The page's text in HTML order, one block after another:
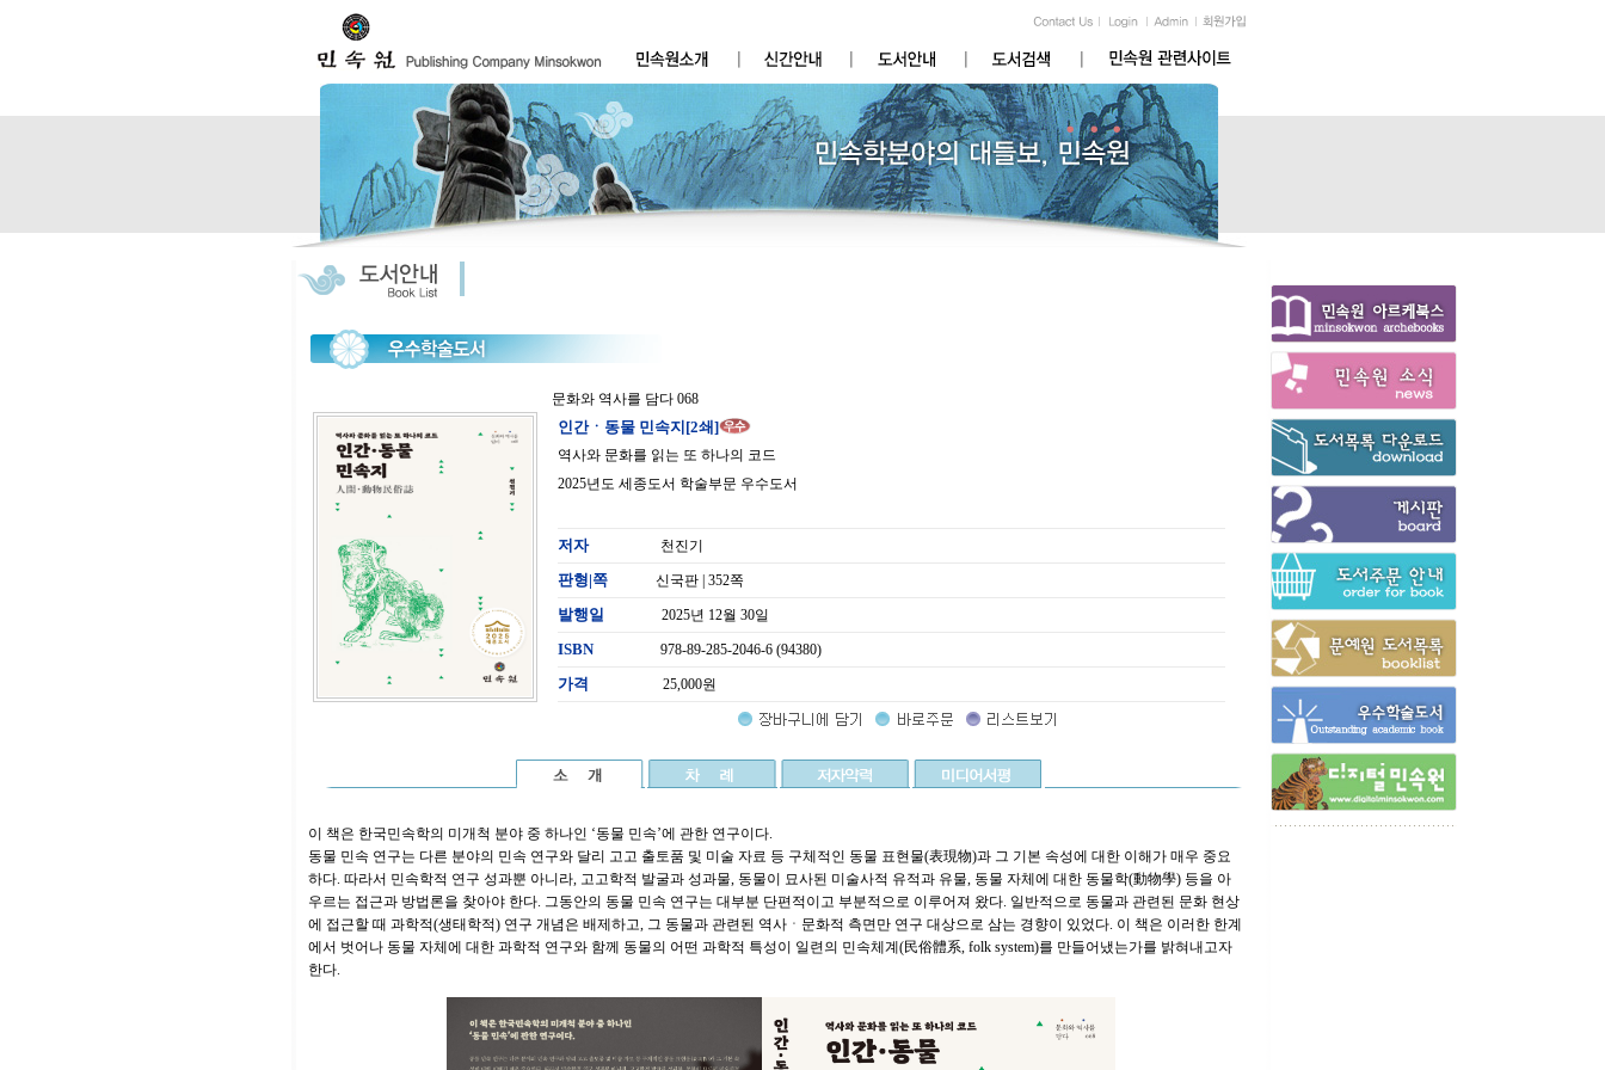
문화와 역사를 담다 068
인간ㆍ동물 민속지[2쇄]
역사와 문화를 읽는 또 하나의 코드
2025년도 세종도서 학술부문 우수도서
저자 천진기
판형|쪽 신국판 | 352쪽
발행일 2025년 12월 30일
ISBN 978-89-285-2046-6 (94380)
가격 25,000원
이 책은 한국민속학의 미개척 분야 중 하나인 ‘동물 민속’에 관한 연구이다.
동물 민속 연구는 다른 분야의 민속 연구와 달리 고고 출토품 및 미술 자료 등 구체적인 동물 표현물(表現物)과 그 기본 속성에 대한 이해가 매우 중요
하다. 따라서 민속학적 연구 성과뿐 아니라, 고고학적 발굴과 성과물, 동물이 묘사된 미술사적 유적과 유물, 동물 자체에 대한 동물학(動物學) 등을 아
우르는 접근과 방법론을 찾아야 한다. 그동안의 동물 민속 연구는 대부분 단편적이고 부분적으로 이루어져 왔다. 일반적으로 동물과 관련된 문화 현상
에 접근할 때 과학적(생태학적) 연구 개념은 배제하고, 그 동물과 관련된 역사ㆍ문화적 측면만 연구 대상으로 삼는 경향이 있었다. 이 책은 이러한 한계
에서 벗어나 동물 자체에 대한 과학적 연구와 함께 동물의 어떤 과학적 특성이 일련의 민속체계(民俗體系, folk system)를 만들어냈는가를 밝혀내고자
한다.